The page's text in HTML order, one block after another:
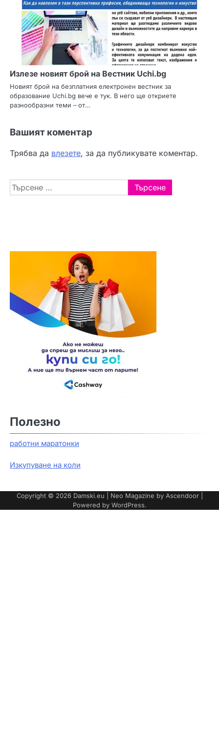
Излезе новият брой на Вестник Uchi.bg
Новият брой на безплатния електронен вестник за
образование Uchi.bg вече е тук. В него ще откриете
разнообразни теми – от…
Вашият коментар
Трябва да влезете, за да публикувате коментар.
Търсене
за:
Полезно
работни маратонки
Изкупуване на коли
Copyright © 2026 Damski.eu | Neo Magazine by Ascendoor|
Powered by WordPress.